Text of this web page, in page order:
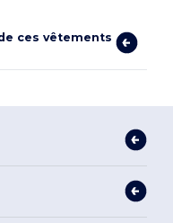
ces vêtements